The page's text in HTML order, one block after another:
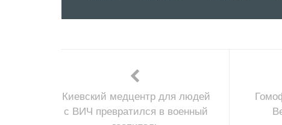
Киевский медцентр для людей
с ВИЧ превратился в военный